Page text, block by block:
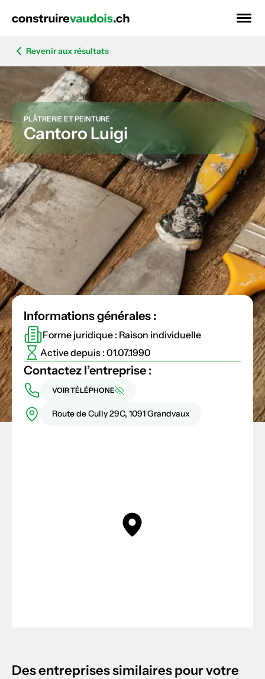
Revenir aux résultats
PLÂTRERIE ET PEINTURE
Cantoro Luigi
Informations générales :
Forme juridique : Raison individuelle
Active depuis : 01.07.1990
Contactez l’entreprise :
VOIR TÉLÉPHONE
Route de Cully 29C, 1091 Grandvaux
Des entreprises similaires pour votre